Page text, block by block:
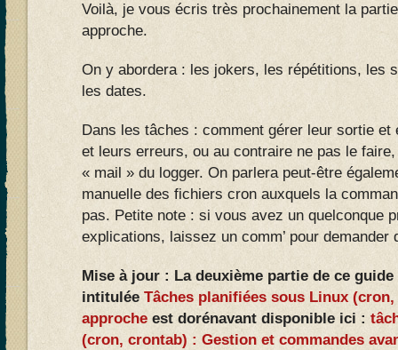
Voilà, je vous écris très prochainement la
approche.
On y abordera : les jokers, les répétitions, les
les dates.
Dans les tâches : comment gérer leur sortie
et leurs erreurs, ou au contraire ne pas le
« mail » du logger. On parlera peut-être
manuelle des fichiers cron auxquels la
pas. Petite note : si vous avez un quelconque
explications, laissez un comm’ pour demander
Mise à jour : La deuxième partie de ce
intitulée Tâches planifiées sous Linux
approche est dorénavant disponible ici :
(cron, crontab) : Gestion et commandes